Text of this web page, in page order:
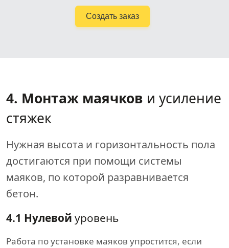
Создать заказ
4. Монтаж маячков и усиление
стяжек
Нужная высота и горизонтальность пола
достигаются при помощи системы
маяков, по которой разравнивается
бетон.
4.1 Нулевой уровень
Работа по установке маяков упростится, если